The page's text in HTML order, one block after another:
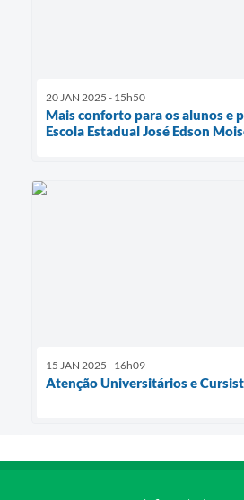
20 JAN 2025 - 15h50
Mais conforto para os alunos e
Escola Estadual José Edson
15 JAN 2025 - 16h09
Atenção Universitários e